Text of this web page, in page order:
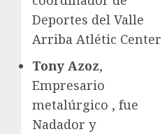
Deportes del Valle
Arriba Atlétic Center
Tony Azoz,
Empresario
metalúrgico , fue
Nadador y